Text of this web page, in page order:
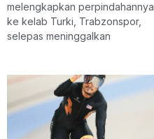
melengkapkan perpindahannya
ke kelab Turki, Trabzonspor,
selepas meninggalkan